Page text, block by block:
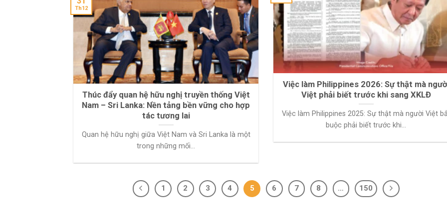
Việc làm Philippines 2026: Sự thật mà
Việt phải biết trước khi sang XKLĐ
Việc làm Philippines 2025: Sự thật mà người Việt
buộc phải biết trước khi...
Thúc đẩy quan hệ hữu nghị truyền thống Việt
Nam – Sri Lanka: Nền tảng bền vững cho hợp
tác tương lai
Quan hệ hữu nghị giữa Việt Nam và Sri Lanka là một
trong những mối...
Th12
1 2 3 4 5 6 7 8 … 150